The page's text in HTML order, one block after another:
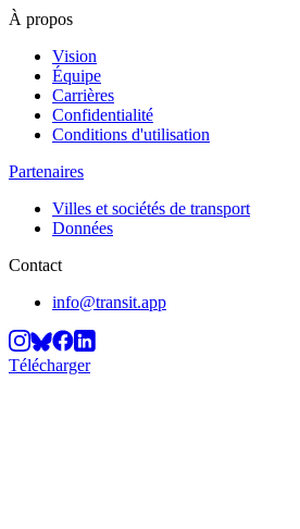
À propos
Vision
Équipe
Carrières
Confidentialité
Conditions d'utilisation
Partenaires
Villes et sociétés de transport
Données
Contact
info@transit.app
Télécharger